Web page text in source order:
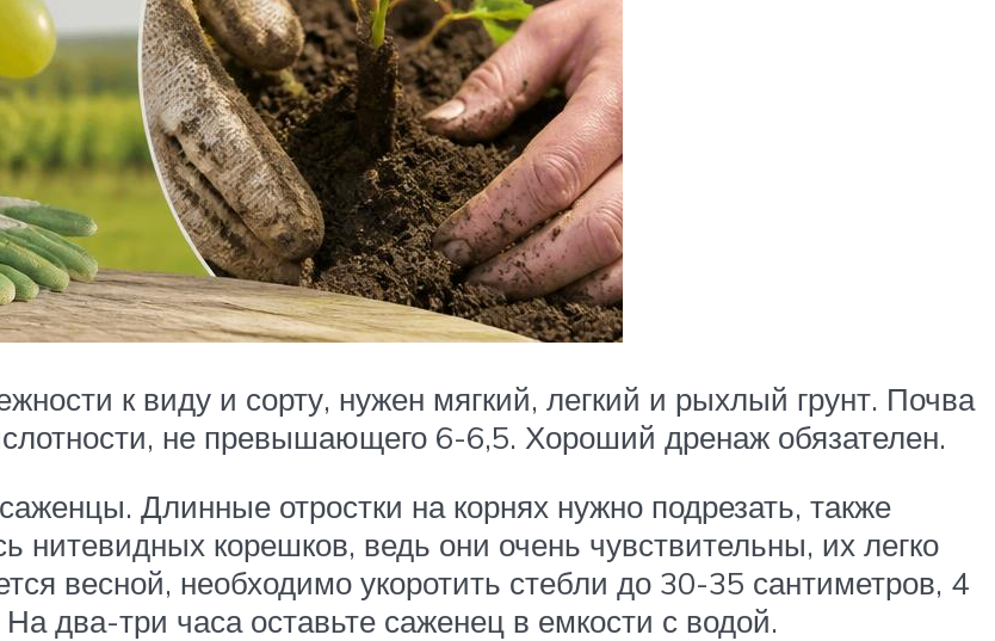
к виду и сорту, нужен мягкий, легкий и рыхлый грунт. Почва
не превышающего 6-6,5. Хороший дренаж обязателен.
Длинные отростки на корнях нужно подрезать, также
нитевидных корешков, ведь они очень чувствительны, их легко
весной, необходимо укоротить стебли до 30-35 сантиметров, 4
два-три часа оставьте саженец в емкости с водой.